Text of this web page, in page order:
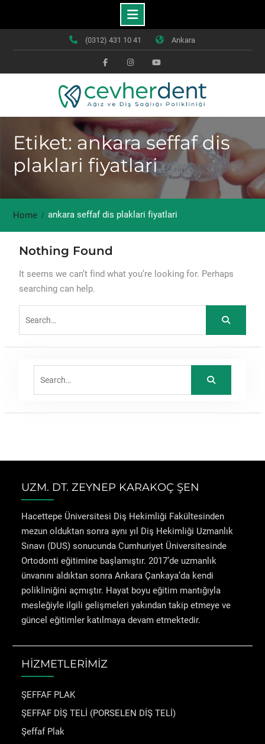
(0312) 431 10 41 Ankara
FacebookInstagramYoutube
Etiket: ankara seffaf dis
plaklari fiyatlari
Home ankara seffaf dis plaklari fiyatlari
Nothing Found
It seems we can’t find what you’re looking for. Perhaps
searching can help.
for:
for:
UZM. DT. ZEYNEP KARAKOÇ ŞEN
Hacettepe Üniversitesi Diş Hekimliği Fakültesinden
mezun olduktan sonra aynı yıl Diş Hekimliği Uzmanlık
Sınavı (DUS) sonucunda Cumhuriyet Üniversitesinde
Ortodonti eğitimine başlamıştır. 2017’de uzmanlık
ünvanını aldıktan sonra Ankara Çankaya’da kendi
polikliniğini açmıştır. Hayat boyu eğitim mantığıyla
mesleğiyle ilgili gelişmeleri yakından takip etmeye ve
güncel eğitimler katılmaya devam etmektedir.
HİZMETLERİMİZ
ŞEFFAF PLAK
ŞEFFAF DİŞ TELİ (PORSELEN DİŞ TELİ)
Şeffaf Plak